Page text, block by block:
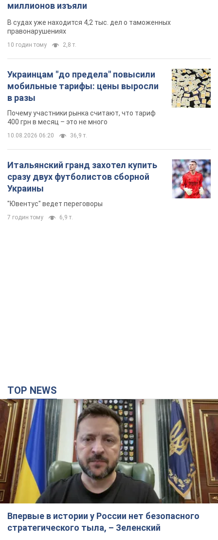
миллионов изъяли
В судах уже находится 4,2 тыс. дел о таможенных
правонарушениях
10 годин тому 2,8 т.
Украинцам "до предела" повысили
мобильные тарифы: цены выросли
в разы
Почему участники рынка считают, что тариф
400 грн в месяц – это не много
10.08.2026 06:20 36,9 т.
Итальянский гранд захотел купить
сразу двух футболистов сборной
Украины
"Ювентус" ведет переговоры
7 годин тому 6,9 т.
TOP NEWS
Впервые в истории у России нет безопасного
стратегического тыла, – Зеленский